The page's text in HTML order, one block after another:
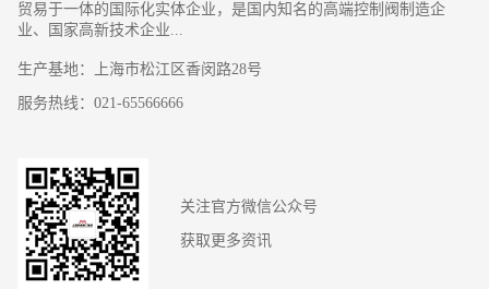
贸易于一体的国际化实体企业，是国内知名的高端控制阀制造企
业、国家高新技术企业...
生产基地：上海市松江区香闵路28号
服务热线：021-65566666
关注官方微信公众号
获取更多资讯